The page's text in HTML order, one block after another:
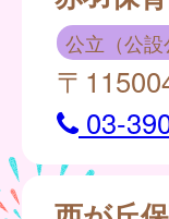
公立（公設
〒
03-